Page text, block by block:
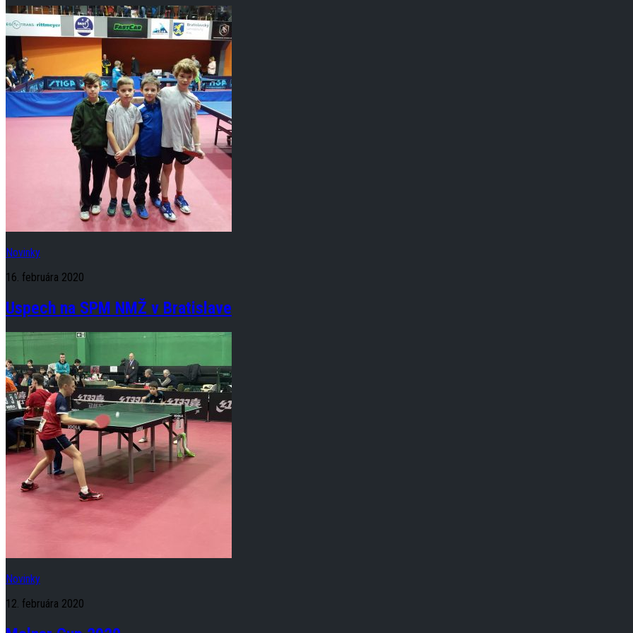
Novinky
16. februára 2020
Uspech na SPM NMŽ v Bratislave
Novinky
12. februára 2020